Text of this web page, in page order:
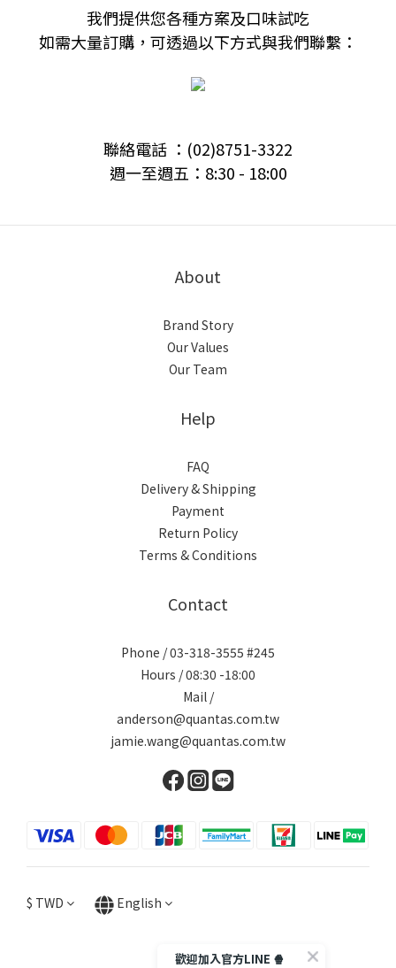
我們提供您各種方案及口味試吃
如需大量訂購，可透過以下方式與我們聯繫：
聯絡電話 ：(02)8751-3322
週一至週五：8:30 - 18:00
About
Brand Story
Our Values
Our Team
Help
FAQ
Delivery & Shipping
Payment
Return Policy
Terms & Conditions
Contact
Phone / 03-318-3555 #245
Hours / 08:30 -18:00
Mail /
anderson@quantas.com.tw
jamie.wang@quantas.com.tw
$ TWD English
歡迎加入官方LINE 🍿